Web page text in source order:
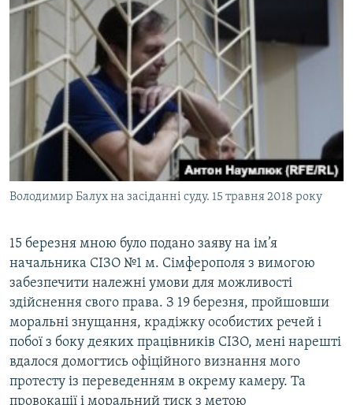
Володимир Балух на засіданні суду. 15 травня 2018 року
15 березня мною було подано заяву на ім’я
начальника СІЗО №1 м. Сімферополя з вимогою
забезпечити належні умови для можливості
здійснення свого права. З 19 березня, пройшовши
моральні знущання, крадіжку особистих речей і
побої з боку деяких працівників СІЗО, мені нарешті
вдалося домогтись офіційного визнання мого
протесту із переведенням в окрему камеру. Та
провокації і моральний тиск з метою